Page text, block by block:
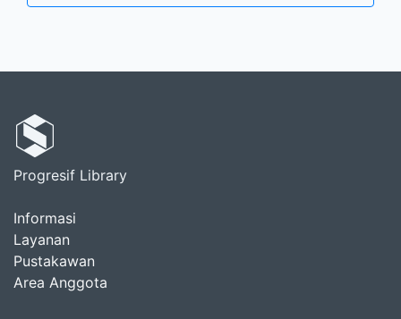
Progresif Library
Informasi
Layanan
Pustakawan
Area Anggota